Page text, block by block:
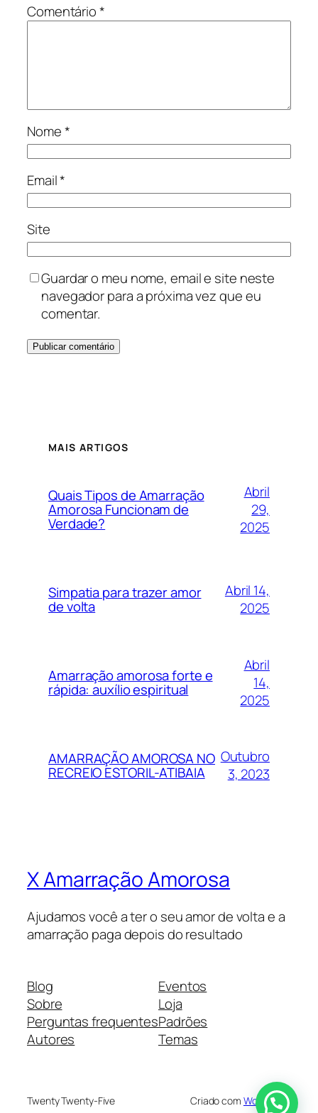
Comentário*
Nome*
Email*
Site
Guardar o meu nome, email e site neste
navegador para a próxima vez que eu
comentar.
MAIS ARTIGOS
Quais Tipos de Amarração
Amorosa Funcionam de
Verdade?
Abril
29,
2025
Simpatia para trazer amor
de volta
Abril 14,
2025
Amarração amorosa forte e
rápida: auxílio espiritual
Abril
14,
2025
AMARRAÇÃO AMOROSA NO
RECREIO ESTORIL-ATIBAIA
Outubro
3, 2023
X Amarração Amorosa
Ajudamos você a ter o seu amor de volta e a
amarração paga depois do resultado
Blog
Sobre
Perguntas frequentes
Autores
Eventos
Loja
Padrões
Temas
Twenty Twenty-Five Criado com WordPress